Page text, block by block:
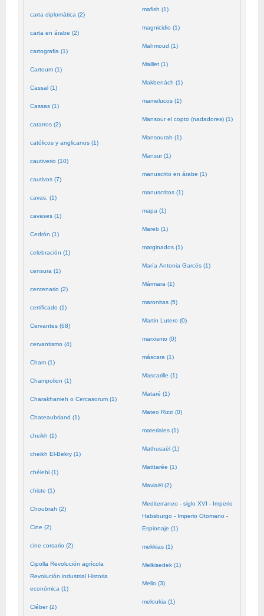
carta diplomática (2)
carta en árabe (2)
cartografia (1)
Cartoum (1)
Cassal (1)
Cassas (1)
catarros (2)
católicos y anglicanos (1)
cautiverio (10)
cautivos (7)
cavas. (1)
cavases (1)
Cedrón (1)
celebración (1)
censura (1)
centenario (2)
certificado (1)
Cervantes (68)
cervantismo (4)
Cham (1)
Champolion (1)
Charakhanieh o Cercasorum (1)
Chateaubriand (1)
cheikh (1)
cheikh El-Bekry (1)
chélebi (1)
chiste (1)
Choubrah (2)
Cine (2)
cine corsario (2)
Cipolla Revolución agrícola
Revolución industrial Historia
económica (1)
Cléber (2)
mafish (1)
magnicidio (1)
Mahmoud (1)
Maillet (1)
Makbenách (1)
mamelucos (1)
Mansour el copto (nadadores) (1)
Mansourah (1)
Mansur (1)
manuscrito en árabe (1)
manuscritos (1)
mapa (1)
Mareb (1)
marginados (1)
María Antonia Garcés (1)
Mármara (1)
maronitas (5)
Martin Lutero (0)
marxismo (0)
máscara (1)
Mascarille (1)
Mataré (1)
Mateo Rizzi (0)
materiales (1)
Mathusaël (1)
Matttarée (1)
Maviaël (2)
Mediterraneo - siglo XVI - Imperio
Habsburgo - Imperio Otomano -
Espionaje (1)
mekkias (1)
Melkisedek (1)
Mello (3)
meloukia (1)